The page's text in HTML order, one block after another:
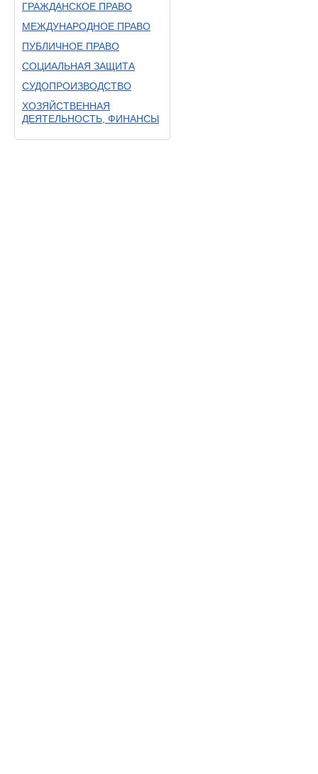
ГРАЖДАНСКОЕ ПРАВО
МЕЖДУНАРОДНОЕ ПРАВО
ПУБЛИЧНОЕ ПРАВО
СОЦИАЛЬНАЯ ЗАЩИТА
СУДОПРОИЗВОДСТВО
ХОЗЯЙСТВЕННАЯ
ДЕЯТЕЛЬНОСТЬ, ФИНАНСЫ